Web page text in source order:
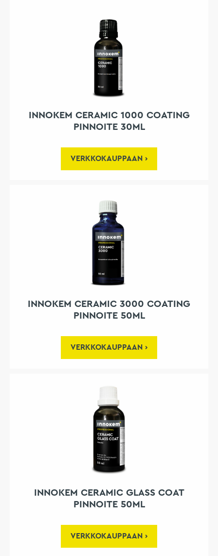
INNOKEM CERAMIC 1000 COATING
PINNOITE 30ML
VERKKOKAUPPAAN
INNOKEM CERAMIC 3000 COATING
PINNOITE 50ML
VERKKOKAUPPAAN
INNOKEM CERAMIC GLASS COAT
PINNOITE 50ML
VERKKOKAUPPAAN